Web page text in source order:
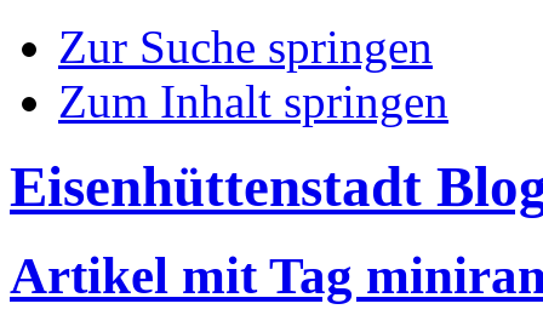
Zur Suche springen
Zum Inhalt springen
Eisenhüttenstadt
Artikel mit Tag